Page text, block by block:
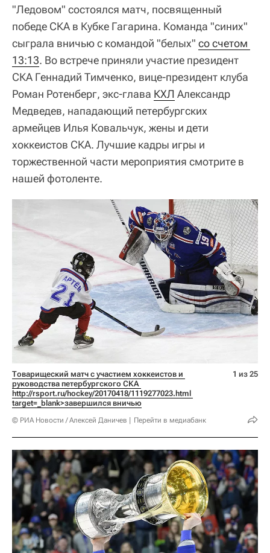
"Ледовом" состоялся матч, посвященный
победе СКА в Кубке Гагарина. Команда "синих"
сыграла вничью с командой "белых" со счетом
13:13. Во встрече приняли участие президент
СКА Геннадий Тимченко, вице-президент клуба
Роман Ротенберг, экс-глава КХЛ Александр
Медведев, нападающий петербургских
армейцев Илья Ковальчук, жены и дети
хоккеистов СКА. Лучшие кадры игры и
торжественной части мероприятия смотрите в
нашей фотоленте.
Товарищеский матч с участием хоккеистов и
http://rsport.ru/hockey/20170418/1119277023.html
target=_blank>завершился вничью
© РИА Новости / Алексей Даничев Перейти в медиабанк
1 из 25